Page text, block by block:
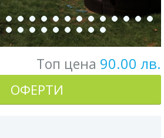
Топ цена 90.00 лв.
ОФЕРТИ